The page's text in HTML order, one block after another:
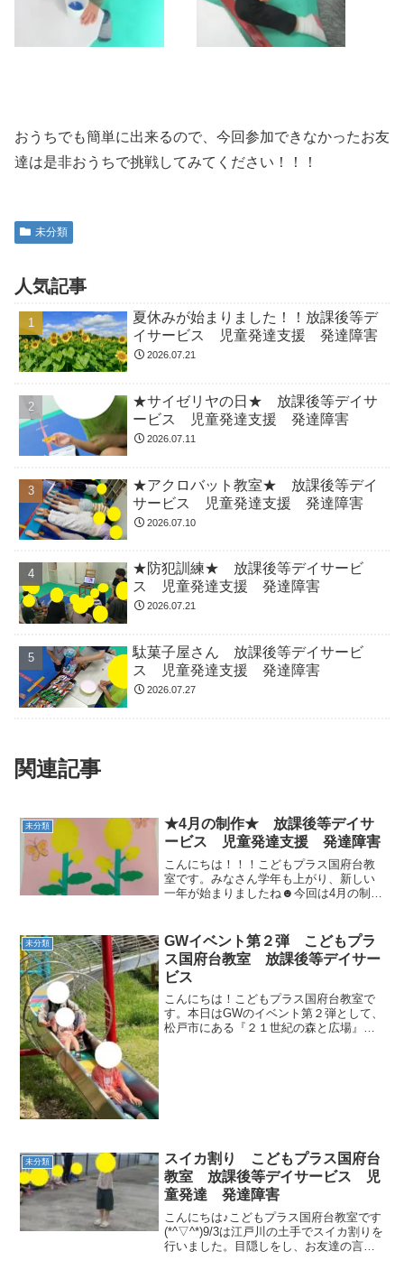
おうちでも簡単に出来るので、今回参加できなかったお友
達は是非おうちで挑戦してみてください！！！
未分類
人気記事
夏休みが始まりました！！放課後等デ
イサービス 児童発達支援 発達障害
2026.07.21
★サイゼリヤの日★ 放課後等デイサ
ービス 児童発達支援 発達障害
2026.07.11
★アクロバット教室★ 放課後等デイ
サービス 児童発達支援 発達障害
2026.07.10
★防犯訓練★ 放課後等デイサービ
ス 児童発達支援 発達障害
2026.07.21
駄菓子屋さん 放課後等デイサービ
ス 児童発達支援 発達障害
2026.07.27
関連記事
未分類
★4月の制作★ 放課後等デイサ
ービス 児童発達支援 発達障害
こんにちは！！！こどもプラス国府台教
室です。みなさん学年も上がり、新しい
一年が始まりましたね☻今回は4月の制作
びらをのりで貼ります。その後絵を描い
て完成！！！みんな一生...
未分類
GWイベント第２弾 こどもプラ
ス国府台教室 放課後等デイサー
ビス
こんにちは！こどもプラス国府台教室で
す。本日はGWのイベント第２弾として、
松戸市にある『２１世紀の森と広場』へ
未分類
スイカ割り こどもプラス国府台
教室 放課後等デイサービス 児
童発達 発達障害
こんにちは♪こどもプラス国府台教室です
(*^▽^*)9/3は江戸川の土手でスイカ割りを
行いました。目隠しをし、お友達の言葉